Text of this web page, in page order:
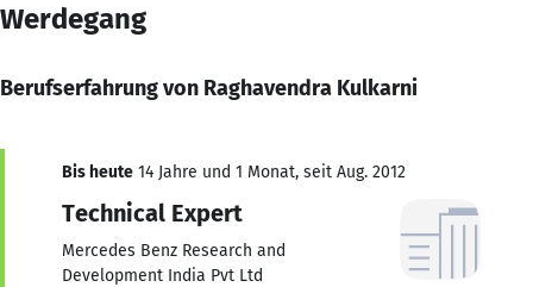
Werdegang
Berufserfahrung von Raghavendra Kulkarni
Bis heute 14 Jahre und 1 Monat, seit Aug. 2012
Technical Expert
Mercedes Benz Research and
Development India Pvt Ltd